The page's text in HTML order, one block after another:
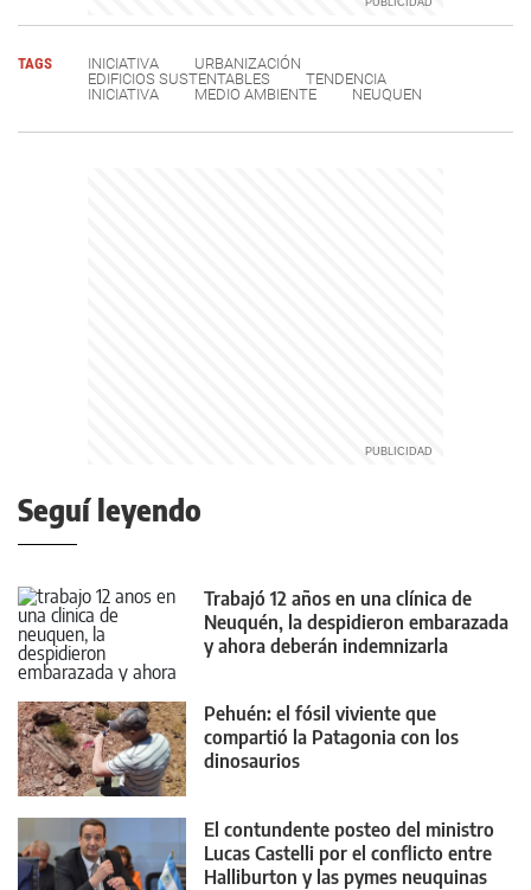
TAGS INICIATIVA
URBANIZACIÓN
EDIFICIOS SUSTENTABLES
TENDENCIA
INICIATIVA
MEDIO AMBIENTE NEUQUEN
Seguí leyendo
Trabajó 12 años en una clínica de
Neuquén, la despidieron embarazada
y ahora deberán indemnizarla
Pehuén: el fósil viviente que
compartió la Patagonia con los
dinosaurios
El contundente posteo del ministro
Lucas Castelli por el conflicto entre
Halliburton y las pymes neuquinas